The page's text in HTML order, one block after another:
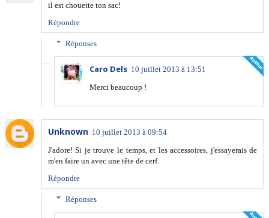
il est chouette ton sac!
Répondre
Réponses
Caro Dels 10 juillet 2013 à 13:51
Merci beaucoup !
Unknown 10 juillet 2013 à 09:54
J'adore! Si je trouve le temps, et les accessoires, j'essayerais de
m'en faire un avec une tête de cerf.
Répondre
Réponses